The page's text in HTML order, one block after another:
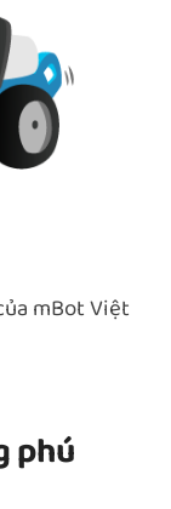
mBot Việt
phú